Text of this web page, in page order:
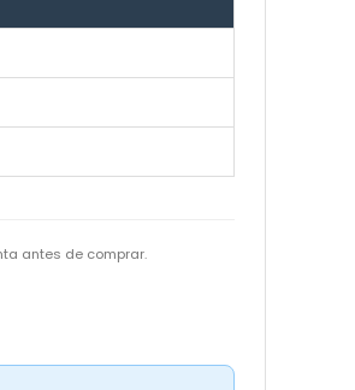
antes de comprar.